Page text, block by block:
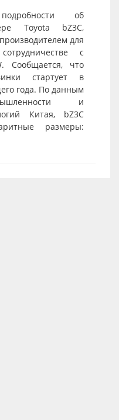
об
Toyota bZ3C,
для
с
Сообщается, что
стартует в
года. По данным
и
Китая, bZ3C
размеры: